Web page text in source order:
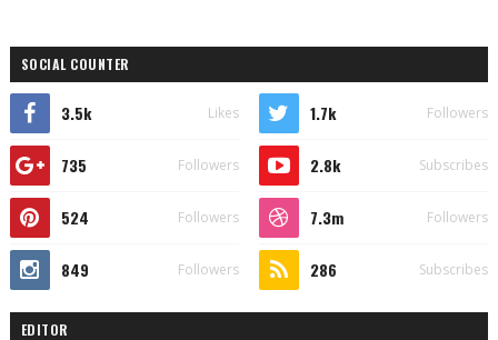
SOCIAL COUNTER
3.5k Likes 1.7k Followers
735 Followers 2.8k Subscribes
524 Followers 7.3m Followers
849 Followers 286 Subscribes
EDITOR